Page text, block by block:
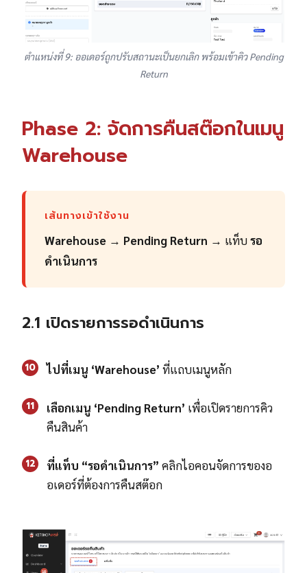
ตำแหน่งที่ 9: ออเดอร์ถูกปรับสถานะเป็นยกเลิก พร้อมเข้าคิว Pending
Return
Phase 2: จัดการคืนสต๊อกในเมนู
Warehouse
เส้นทางเข้าใช้งาน
Warehouse → Pending Return → แท็บรอ
ดำเนินการ
2.1 เปิดรายการรอดำเนินการ
10 ไปที่เมนู ‘Warehouse’ ที่แถบเมนูหลัก
11 เลือกเมนู ‘Pending Return’ เพื่อเปิดรายการคิว
คืนสินค้า
12 ที่แท็บ “รอดำเนินการ” คลิกไอคอนจัดการของอ
อเดอร์ที่ต้องการคืนสต๊อก